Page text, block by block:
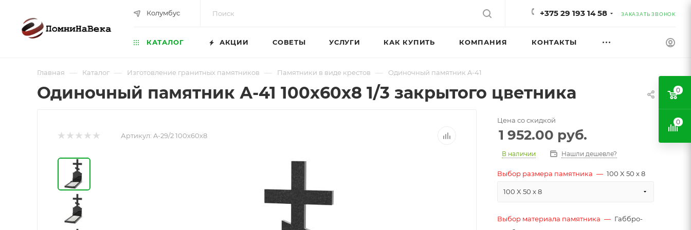
Колумбус +375 29 193 14 58 ЗАКАЗАТЬ ЗВОНОК
КАТАЛОГ АКЦИИ СОВЕТЫ УСЛУГИ КАК КУПИТЬ КОМПАНИЯ КОНТАКТЫ
Главная — Каталог — Изготовление гранитных памятников — Памятники в виде крестов — Одиночный памятник A-41
Одиночный памятник А-41 100х60х8 1/3 закрытого цветника
Артикул: A-29/2 100х60х8
Цена со скидкой
1 952.00 руб.
В наличии Нашли дешевле?
Выбор размера памятника — 100 X 50 x 8
100 X 50 x 8
Выбор материала памятника — Габбро-
0
0